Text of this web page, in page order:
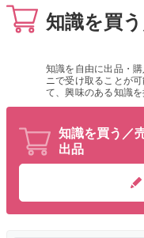
匿名360°評
ちょこっと
知識を買
知識を自由に出品・
ニで受け取ることが
て、興味のある知識を
知識を買う／
出品